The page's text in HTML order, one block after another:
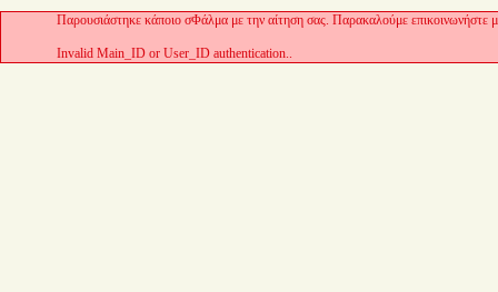
Παρουσιάστηκε κάποιο σΦάλμα με την αίτηση σας. Παρακαλούμε επικοινωνήστε
Invalid Main_ID or User_ID authentication..